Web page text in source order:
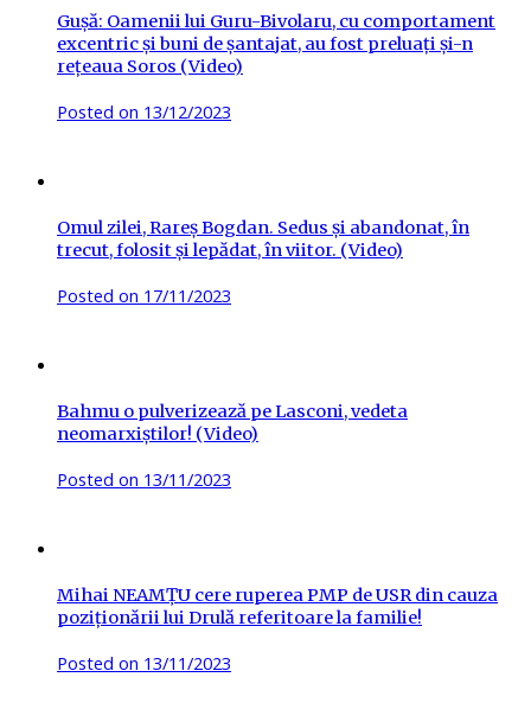
Gușă: Oamenii lui Guru-Bivolaru, cu comportament
excentric și buni de șantajat, au fost preluați și-n
rețeaua Soros (Video)
Posted on 13/12/2023
Omul zilei, Rareș Bogdan. Sedus și abandonat, în
trecut, folosit și lepădat, în viitor. (Video)
Posted on 17/11/2023
Bahmu o pulverizează pe Lasconi, vedeta
neomarxiștilor! (Video)
Posted on 13/11/2023
Mihai NEAMȚU cere ruperea PMP de USR din cauza
poziționării lui Drulă referitoare la familie!
Posted on 13/11/2023